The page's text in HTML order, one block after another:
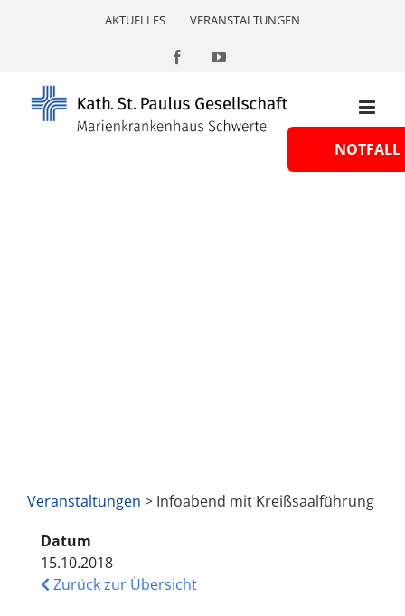
AKTUELLES VERANSTALTUNGEN
FacebookYouTube
Veranstaltungen > Infoabend mit Kreißsaalführung
Datum
15.10.2018
Zurück zur Übersicht
NOTFALL